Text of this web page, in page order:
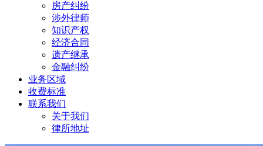
房产纠纷
涉外律师
知识产权
经济合同
遗产继承
金融纠纷
业务区域
收费标准
联系我们
关于我们
律所地址